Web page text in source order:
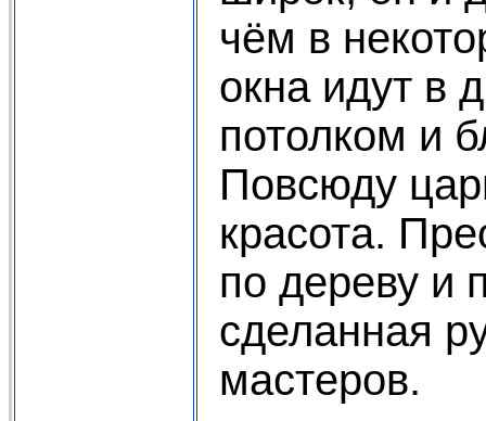
чём в
окна идут в
потолком и
Повсюду
красота.
по дереву и
сделанная
мастеров.